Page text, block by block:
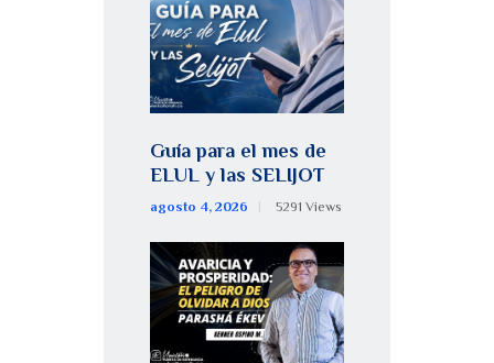
Guía para el mes de
ELUL y las SELIJOT
agosto 4, 2026 5291 Views